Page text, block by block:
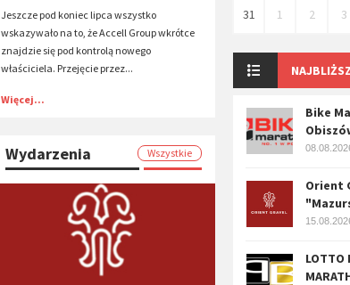
Jeszcze pod koniec lipca wszystko
wskazywało na to, że Accell Group wkrótce
znajdzie się pod kontrolą nowego
właściciela. Przejęcie przez...
Więcej...
Wydarzenia Wszystkie
31 1 2 3
Bike
Orient
LOTTO